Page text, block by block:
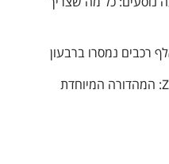
טויוטה קורולה קרוס Z Adventure: המהדורה המיוחדת